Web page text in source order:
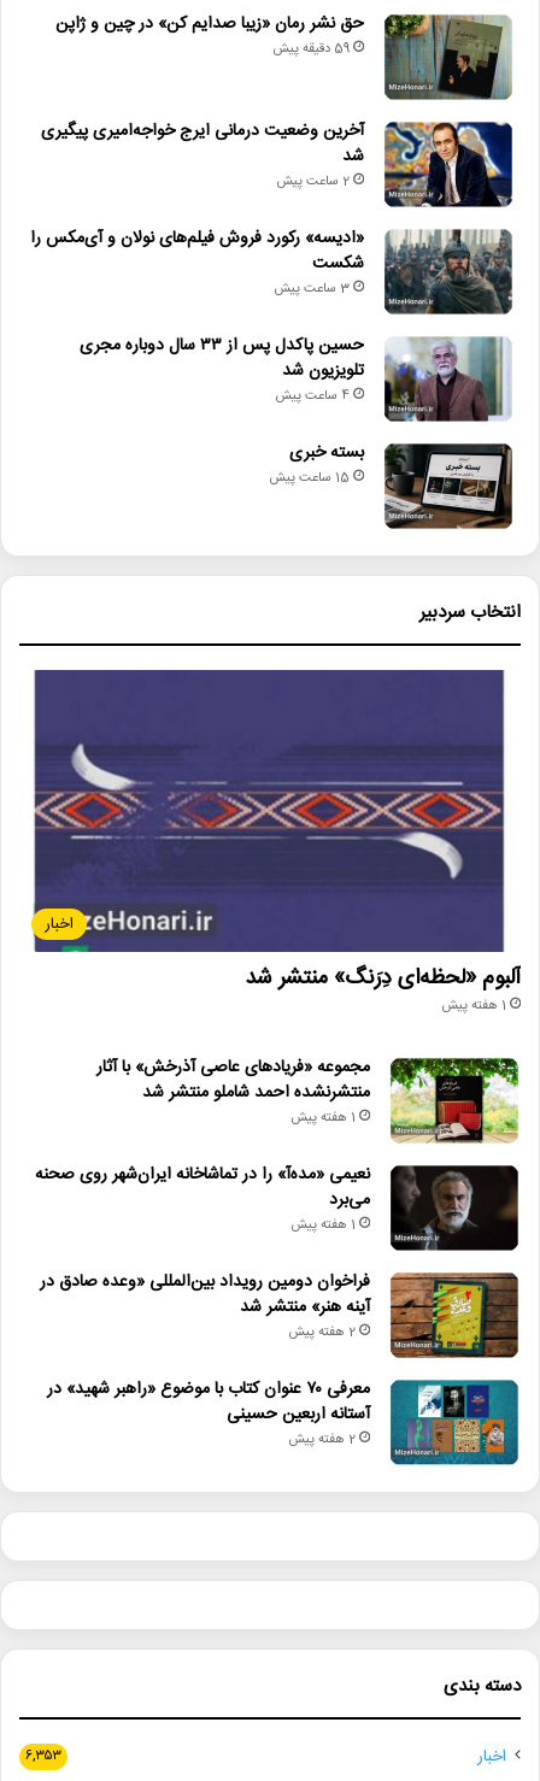
حق نشر رمان «زیبا صدایم کن» در چین و ژاپن
59 دقیقه پیش
آخرین وضعیت درمانی ایرج خواجه‌امیری پیگیری
شد
2 ساعت پیش
«ادیسه» رکورد فروش فیلم‌های نولان و آی‌مکس را
شکست
3 ساعت پیش
حسین پاکدل پس از ۳۳ سال دوباره مجری
تلویزیون شد
4 ساعت پیش
بسته خبری
15 ساعت پیش
انتخاب سردبیر
اخبار
آلبوم «لحظه‌ای دِرَنگ» منتشر شد
1 هفته پیش
مجموعه «فریادهای عاصی آذرخش» با آثار
منتشرنشده احمد شاملو منتشر شد
1 هفته پیش
نعیمی «مده‌آ» را در تماشاخانه ایران‌شهر روی صحنه
می‌برد
1 هفته پیش
فراخوان دومین رویداد بین‌المللی «وعده صادق در
آینه هنر» منتشر شد
2 هفته پیش
معرفی ۷۰ عنوان کتاب با موضوع «راهبر شهید» در
آستانه اربعین حسینی
2 هفته پیش
دسته بندی
اخبار ۶,۳۵۳